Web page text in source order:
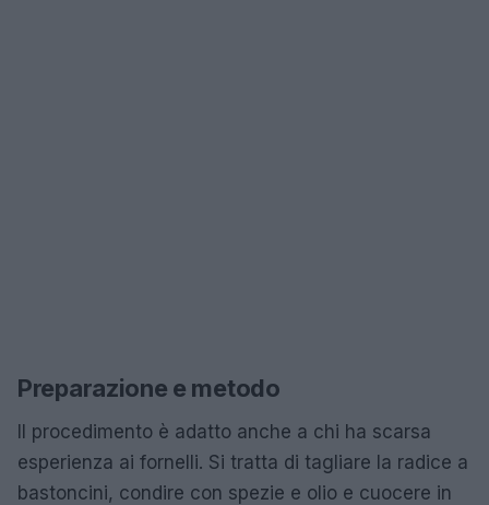
Preparazione e metodo
Il procedimento è adatto anche a chi ha scarsa
esperienza ai fornelli. Si tratta di tagliare la radice a
bastoncini, condire con spezie e olio e cuocere in